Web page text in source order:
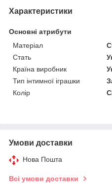
Характеристики
Основні атрибути
Матеріал
Стать
Країна виробник
Тип інтимної іграшки
Колір
Умови доставки
Нова Пошта
Всі умови доставки